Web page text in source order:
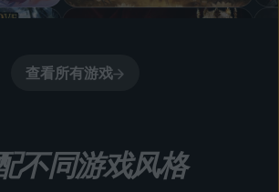
查看所有游戏
不同游戏风格